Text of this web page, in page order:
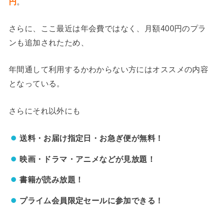
さらに、ここ最近は年会費ではなく、月額400円のプラ
ンも追加されたため、
年間通して利用するかわからない方にはオススメの内容
となっている。
さらにそれ以外にも
送料・お届け指定日・お急ぎ便が無料！
映画・ドラマ・アニメなどが見放題！
書籍が読み放題！
プライム会員限定セールに参加できる！